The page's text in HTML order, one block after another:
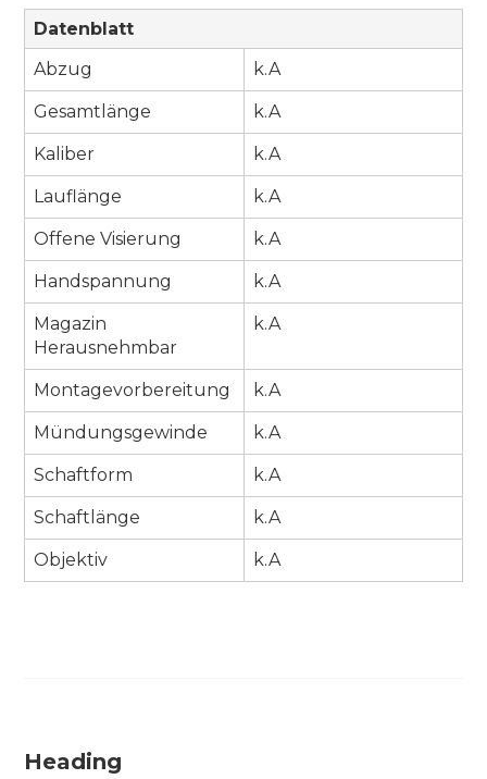
Datenblatt
Abzug
k.A
Gesamtlänge k.A
Kaliber k.A
Lauflänge k.A
Offene Visierung k.A
Handspannung k.A
Magazin
Herausnehmbar
k.A
Montagevorbereitung k.A
Mündungsgewinde k.A
Schaftform k.A
Schaftlänge k.A
Objektiv k.A
Heading